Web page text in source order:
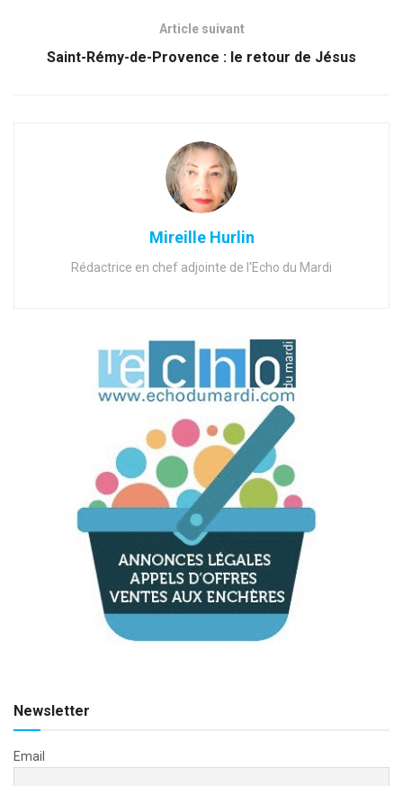
Article suivant
Saint-Rémy-de-Provence : le retour de Jésus
Mireille Hurlin
Rédactrice en chef adjointe de l'Echo du Mardi
Newsletter
Email